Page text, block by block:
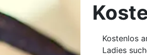
Kostenlos
Ladies